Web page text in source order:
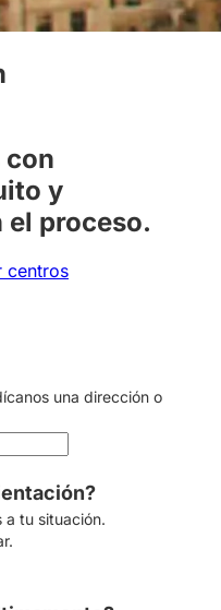
con
y
el proceso.
centros
una dirección o
a tu situación.